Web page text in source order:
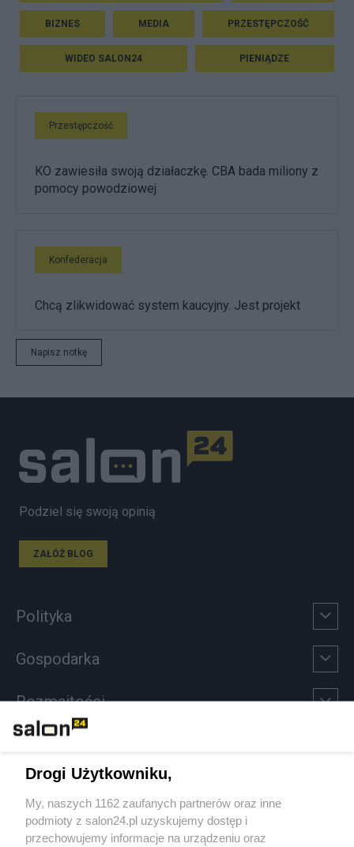
BIZNES MEDIA PRZESTĘPCZOŚĆ
WIDEO SALON24 PIENIĄDZE
Przestępczość
KO zawiesiła swoją działaczkę. CBA bada miliony z
pomocy powodziowej
Konfederacja
Chcą zlikwidować system kaucyjny. Jest projekt
Napisz notkę
Podziel się swoją opinią
ZAŁÓŻ BLOG
Polityka
Gospodarka
Rozmaitości
Sport
Społeczeństwo
Drogi Użytkowniku,
My, naszych 1162 zaufanych partnerów oraz inne
podmioty z salon24.pl uzyskujemy dostęp i
przechowujemy informacje na urządzeniu oraz